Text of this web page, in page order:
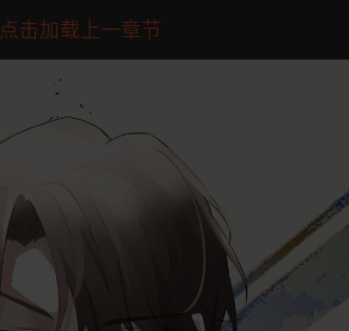
点击加载上一章节